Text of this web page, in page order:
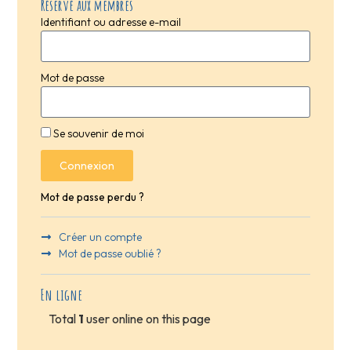
Réservé aux membres
Identifiant ou adresse e-mail
Mot de passe
Se souvenir de moi
Connexion
Mot de passe perdu ?
Créer un compte
Mot de passe oublié ?
En ligne
Total 1 user online on this page